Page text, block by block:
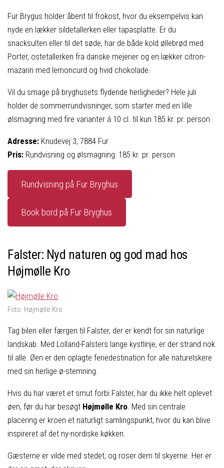
Fur Brygus holder åbent til frokost, hvor du eksempelvis kan
nyde en lækker sildetallerken eller tapasplatte. Er du
snacksulten eller til det søde, har de både kold øllebrød med
Porter, ostetallerken fra danske mejerier og en lækker citron-
mazarin med lemoncurd og hvid chokolade.
Vil du smage på bryghusets flydende herligheder? Hele juli
holder de sommerrundvisninger, som starter med en lille
ølsmagning med fire varianter á 10 cl. til kun 185 kr. pr. person.
Adresse: Knudevej 3, 7884 Fur
Pris: Rundvisning og ølsmagning: 185 kr. pr. person
Rundvisning på Fur Bryghus
Book bord på Fur Bryghus
Falster: Nyd naturen og god mad hos
Højmølle Kro
Foto: Højmølle Kro
Tag bilen eller færgen til Falster, der er kendt for sin naturlige
landskab. Med Lolland-Falsters lange kystlinje, er der strand nok
til alle. Øen er den oplagte feriedestination for alle naturelskere
med sin herlige ø-stemning.
Hvis du har været et smut forbi Falster, har du ikke helt oplevet
øen, før du har besøgt Højmølle Kro . Med sin centrale
placering er kroen et naturligt samlingspunkt, hvor du kan blive
inspireret af det ny-nordiske køkken.
Gæsterne er vilde med stedet, og roser dem til skyerne. Her er